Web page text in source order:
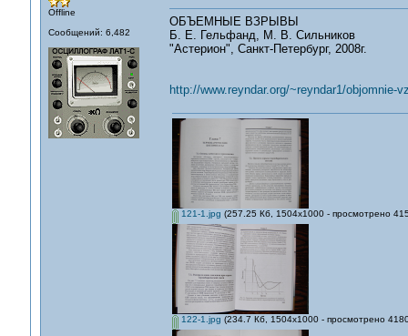
Offline
Сообщений: 6,482
ОБЪЕМНЫЕ ВЗРЫВЫ
Б. Е. Гельфанд, М. В. Сильников
"Астерион", Санкт-Петербург, 2008г.
http://www.reyndar.org/~reyndar1/objomnie-
121-1.jpg (257.25 Кб, 1504x1000 - просмотрено
122-1.jpg (234.7 Кб, 1504x1000 - просмотрено